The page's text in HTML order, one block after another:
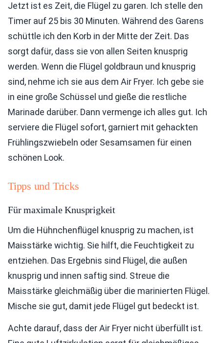
Jetzt ist es Zeit, die Flügel zu garen. Ich stelle den
Timer auf 25 bis 30 Minuten. Während des Garens
schüttle ich den Korb in der Mitte der Zeit. Das
sorgt dafür, dass sie von allen Seiten knusprig
werden. Wenn die Flügel goldbraun und knusprig
sind, nehme ich sie aus dem Air Fryer. Ich gebe sie
in eine große Schüssel und gieße die restliche
Marinade darüber. Dann vermenge ich alles gut. Ich
serviere die Flügel sofort, garniert mit gehackten
Frühlingszwiebeln oder Sesamsamen für einen
schönen Look.
Tipps und Tricks
Für maximale Knusprigkeit
Um die Hühnchenflügel knusprig zu machen, ist
Maisstärke wichtig. Sie hilft, die Feuchtigkeit zu
entziehen. Das Ergebnis sind Flügel, die außen
knusprig und innen saftig sind. Streue die
Maisstärke gleichmäßig über die marinierten Flügel.
Mische sie gut, damit jede Flügel gut bedeckt ist.
Achte darauf, dass der Air Fryer nicht überfüllt ist.